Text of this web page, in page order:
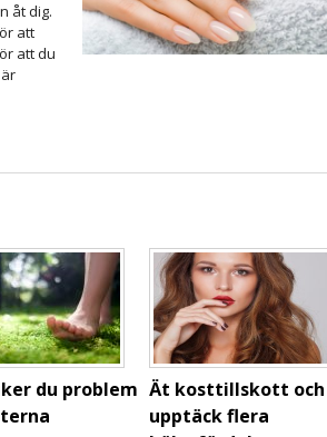
åt dig.
att
att du
du problem Ät kosttillskott och
upptäck flera